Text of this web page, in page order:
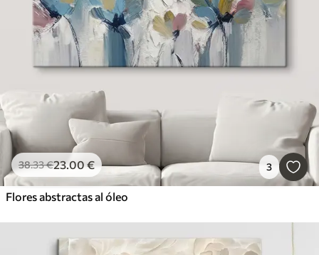
38.33€23.00€ 3
Flores abstractas al óleo